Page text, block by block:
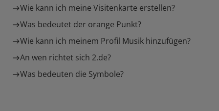
Wie kann ich meine Visitenkarte erstellen?
Was bedeutet der orange Punkt?
Wie kann ich meinem Profil Musik hinzufügen?
An wen richtet sich 2.de?
Was bedeuten die Symbole?